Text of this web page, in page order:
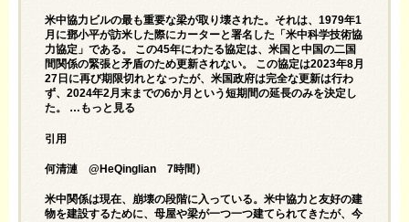
米中協力ビルの最も重要な梁が取り壊された。それは、1979年1
月に鄧小平が訪米した際にカーターと署名した「米中科学技術協
力協定」である。 この45年にわたる協定は、米国と中国の二国
間関係の緊張と矛盾のため更新されない。 この協定は2023年8月
27日に再び期限切れとなったが、米国政府は完全な更新は行わ
ず、2024年2月末までの6か月という短期間の延長のみを決定し
た。 …もっと見る
引用
何清漣 @HeQinglian 7時間）
米中関係は現在、崩壊の段階に入っている。米中協力と友好の建
物を建設するために、母屋や梁が一つ一つ建てられてきたが、今